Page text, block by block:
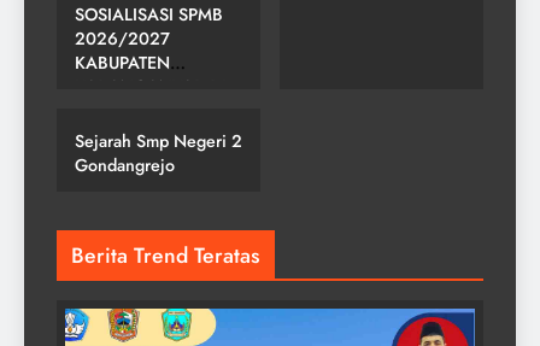
SOSIALISASI SPMB
2026/2027
KABUPATEN
KARANGANYAR DI
GONDANGREJO
SMP NEGERI 2
Sejarah Smp Negeri 2
Gondangrejo
Berita Trend Teratas